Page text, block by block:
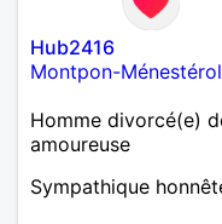
Hub2416
Montpon-Ménestérol
Homme divorcé(e)
amoureuse
Sympathique